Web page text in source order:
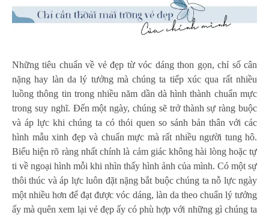
Những tiêu chuẩn về vẻ đẹp từ vóc dáng thon gọn, chỉ số cân
nặng hay làn da lý tưởng mà chúng ta tiếp xúc qua rất nhiều
luồng thông tin trong nhiều năm dần dà hình thành chuẩn mực
trong suy nghĩ. Đến một ngày, chúng sẽ trở thành sự ràng buộc
và áp lực khi chúng ta có thói quen so sánh bản thân với các
hình mẫu xinh đẹp và chuẩn mực mà rất nhiều người tung hô.
Biểu hiện rõ ràng nhất chính là cảm giác không hài lòng hoặc tự
ti về ngoại hình mỗi khi nhìn thấy hình ảnh của mình. Có một sự
thôi thúc và áp lực luôn đặt nặng bắt buộc chúng ta nỗ lực ngày
một nhiều hơn để đạt được vóc dáng, làn da theo chuẩn lý tưởng
ấy mà quên xem lại vẻ đẹp ấy có phù hợp với những gì chúng ta